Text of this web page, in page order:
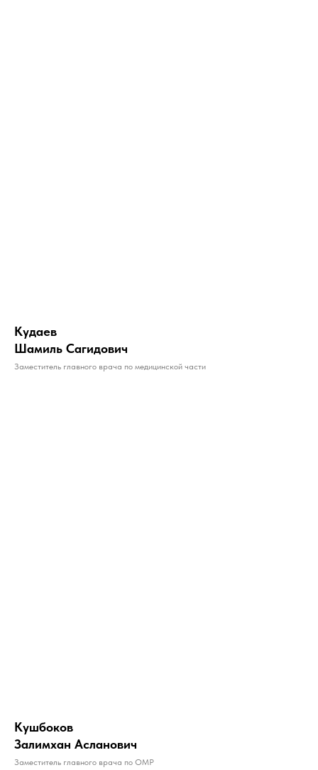
Кудаев
Шамиль Сагидович
Заместитель главного врача по медицинской части
Кушбоков
Залимхан Асланович
Заместитель главного врача по ОМР